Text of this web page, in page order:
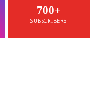
700+
SUBSCRIBERS